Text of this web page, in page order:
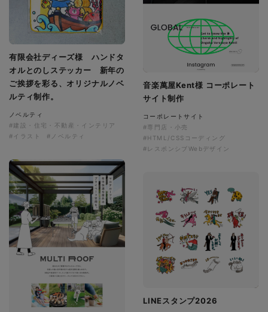
音楽萬屋Kent様 コーポレート
サイト制作
コーポレートサイト
#専門店・小売
#HTML/CSSコーディング
#レスポンシブWebデザイン
有限会社ディーズ様 ハンドタ
オルとのしステッカー 新年の
ご挨拶を彩る、オリジナルノベ
ルティ制作。
ノベルティ
#建設・住宅・不動産・インテリア
#イラスト
#ノベルティ
LINEスタンプ2026